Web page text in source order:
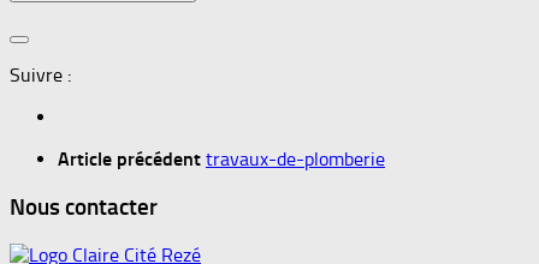
Suivre :
Article précédent travaux-de-plomberie
Nous contacter